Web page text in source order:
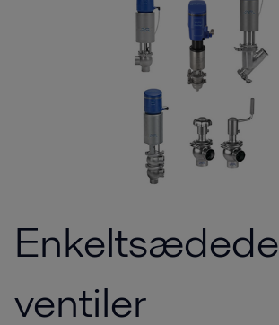
Enkeltsædede
ventiler